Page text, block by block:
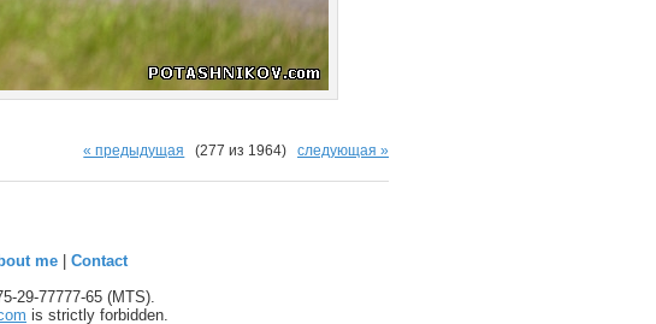
« предыдущая (277 из 1964) следующая »
me | Contact
29-77777-65 (MTS).
is strictly forbidden.